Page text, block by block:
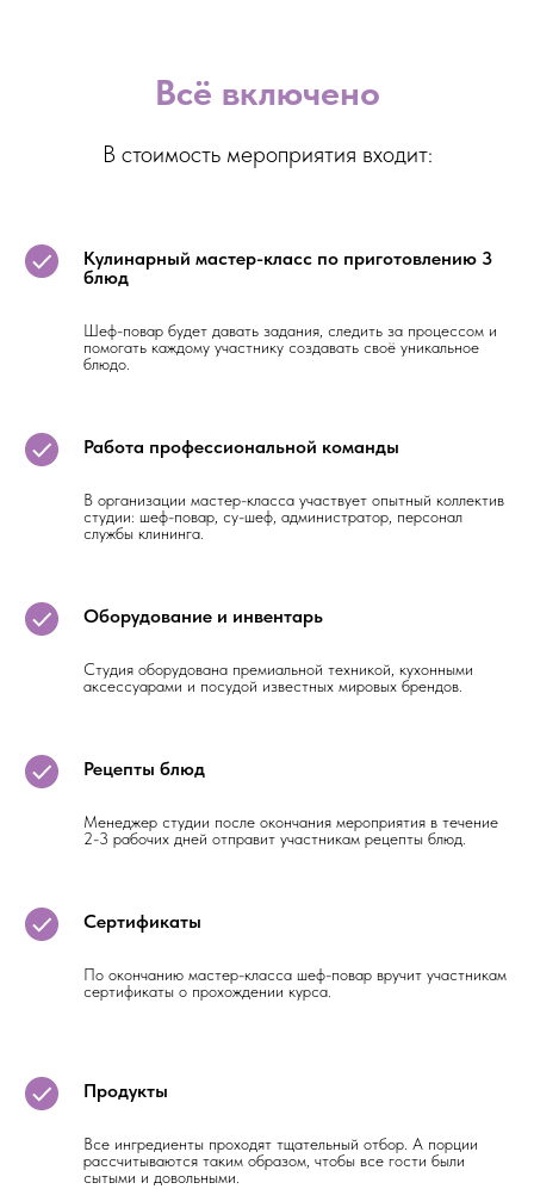
Всё включено
В стоимость мероприятия входит:
Кулинарный мастер-класс по приготовлению 3
блюд
Шеф-повар будет давать задания, следить за процессом и
помогать каждому участнику создавать своё уникальное
блюдо.
Работа профессиональной команды
В организации мастер-класса участвует опытный коллектив
студии: шеф-повар, су-шеф, администратор, персонал
службы клининга.
Оборудование и инвентарь
Студия оборудована премиальной техникой, кухонными
аксессуарами и посудой известных мировых брендов.
Рецепты блюд
Менеджер студии после окончания мероприятия в течение
2-3 рабочих дней отправит участникам рецепты блюд.
Сертификаты
По окончанию мастер-класса шеф-повар вручит участникам
сертификаты о прохождении курса.
Продукты
Все ингредиенты проходят тщательный отбор. А порции
рассчитываются таким образом, чтобы все гости были
сытыми и довольными.